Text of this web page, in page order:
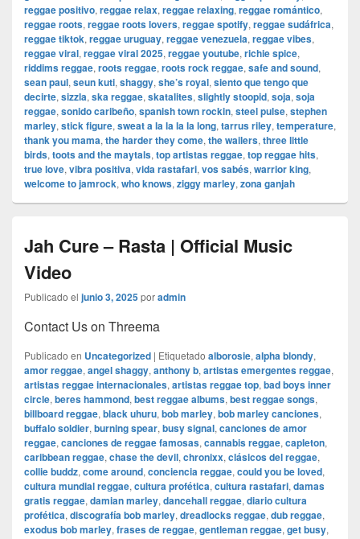
reggae positivo, reggae relax, reggae relaxing, reggae romántico,
reggae roots, reggae roots lovers, reggae spotify, reggae sudáfrica,
reggae tiktok, reggae uruguay, reggae venezuela, reggae vibes,
reggae viral, reggae viral 2025, reggae youtube, richie spice,
riddims reggae, roots reggae, roots rock reggae, safe and sound,
sean paul, seun kuti, shaggy, she’s royal, siento que tengo que
decirte, sizzla, ska reggae, skatalites, slightly stoopid, soja, soja
reggae, sonido caribeño, spanish town rockin, steel pulse, stephen
marley, stick figure, sweat a la la la la long, tarrus riley, temperature,
thank you mama, the harder they come, the wailers, three little
birds, toots and the maytals, top artistas reggae, top reggae hits,
true love, vibra positiva, vida rastafari, vos sabés, warrior king,
welcome to jamrock, who knows, ziggy marley, zona ganjah
Jah Cure – Rasta | Official Music
Video
Publicado el junio 3, 2025poradmin
Contact Us on Threema
Publicado en Uncategorized | Etiquetado alborosie, alpha blondy,
amor reggae, angel shaggy, anthony b, artistas emergentes reggae,
artistas reggae internacionales, artistas reggae top, bad boys inner
circle, beres hammond, best reggae albums, best reggae songs,
billboard reggae, black uhuru, bob marley, bob marley canciones,
buffalo soldier, burning spear, busy signal, canciones de amor
reggae, canciones de reggae famosas, cannabis reggae, capleton,
caribbean reggae, chase the devil, chronixx, clásicos del reggae,
collie buddz, come around, conciencia reggae, could you be loved,
cultura mundial reggae, cultura profética, cultura rastafari, damas
gratis reggae, damian marley, dancehall reggae, diario cultura
profética, discografía bob marley, dreadlocks reggae, dub reggae,
exodus bob marley, frases de reggae, gentleman reggae, get busy,